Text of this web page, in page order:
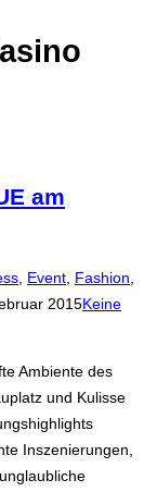
am
Event Fashion
2015Keine
Ambiente des
und Kulisse
Inszenierungen,